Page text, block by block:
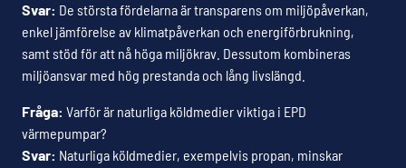
Svar: De största fördelarna är transparens om miljöpåverkan,
enkel jämförelse av klimatpåverkan och energiförbrukning,
samt stöd för att nå höga miljökrav. Dessutom kombineras
miljöansvar med hög prestanda och lång livslängd.
Fråga: Varför är naturliga köldmedier viktiga i EPD
värmepumpar?
Svar: Naturliga köldmedier, exempelvis propan, minskar